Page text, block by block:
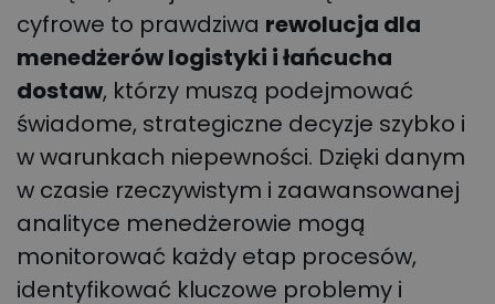
cyfrowe to prawdziwa rewolucja dla
menedżerów logistyki i łańcucha
dostaw, którzy muszą podejmować
świadome, strategiczne decyzje szybko i
w warunkach niepewności. Dzięki danym
w czasie rzeczywistym i zaawansowanej
analityce menedżerowie mogą
monitorować każdy etap procesów,
identyfikować kluczowe problemy i